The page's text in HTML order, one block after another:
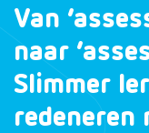
Van
naar
Slimmer
redeneren